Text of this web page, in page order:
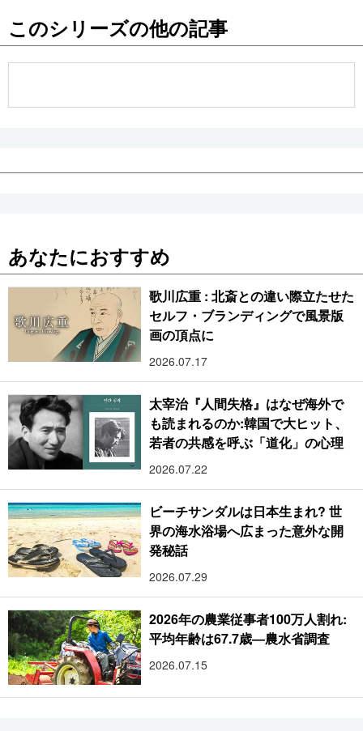
このシリーズの他の記事
あなたにおすすめ
歌川広重 : 北斎との違い際立たせた
セルフ・ブランディングで風景版
画の頂点に
2026.07.17
太宰治『人間失格』はなぜ海外で
も読まれるのか:韓国で大ヒット、
若者の共感を呼ぶ「道化」の心理
2026.07.22
ビーチサンダルは日本生まれ? 世
界の海水浴場へ広まった意外な開
発秘話
2026.07.29
2026年の農業従事者100万人割れ:
平均年齢は67.7歳―農水省調査
2026.07.15